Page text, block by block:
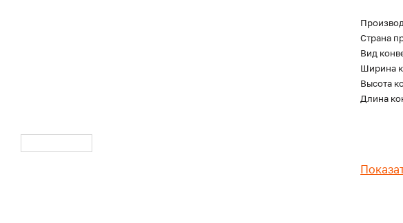
Страна
Вид
Ширина
Высота
Длина